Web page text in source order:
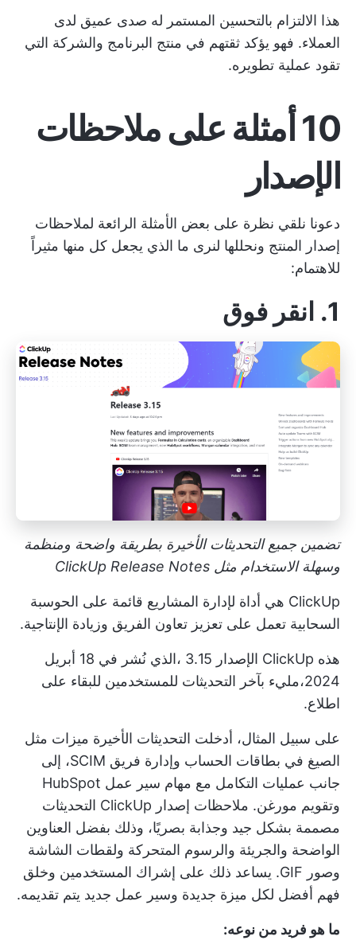
هذا الالتزام بالتحسين المستمر له صدى عميق لدى
العملاء. فهو يؤكد ثقتهم في منتج البرنامج والشركة التي
تقود عملية تطويره.
10 أمثلة على ملاحظات
الإصدار
دعونا نلقي نظرة على بعض الأمثلة الرائعة لملاحظات
إصدار المنتج ونحللها لنرى ما الذي يجعل كل منها مثيراً
للاهتمام:
1. انقر فوق
تضمين جميع التحديثات الأخيرة بطريقة واضحة ومنظمة
وسهلة الاستخدام مثل ClickUp Release Notes
ClickUp هي أداة لإدارة المشاريع قائمة على الحوسبة
السحابية تعمل على تعزيز تعاون الفريق وزيادة الإنتاجية.
هذه ClickUp الإصدار 3.15
،الذي نُشر في 18 أبريل
2024،مليء بآخر التحديثات للمستخدمين للبقاء على
اطلاع.
على سبيل المثال، أدخلت التحديثات الأخيرة ميزات مثل
الصيغ في بطاقات الحساب وإدارة فريق SCIM، إلى
جانب عمليات التكامل مع مهام سير عمل HubSpot
وتقويم مورغن. ملاحظات إصدار ClickUp
التحديثات
مصممة بشكل جيد وجذابة بصريًا، وذلك بفضل العناوين
الواضحة والجريئة والرسوم المتحركة ولقطات الشاشة
وصور GIF. يساعد ذلك على إشراك المستخدمين وخلق
فهم أفضل لكل ميزة جديدة وسير عمل جديد يتم تقديمه.
ما هو فريد من نوعه: